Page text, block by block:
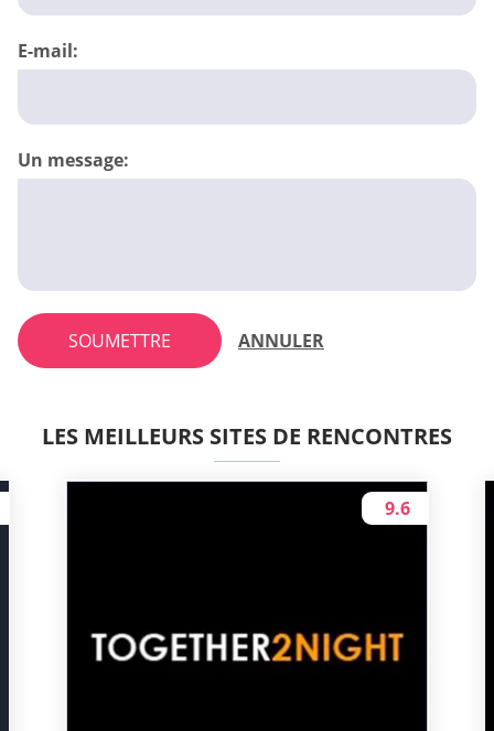
E-mail:
Un message:
SOUMETTRE ANNULER
LES MEILLEURS SITES DE RENCONTRES
9.6